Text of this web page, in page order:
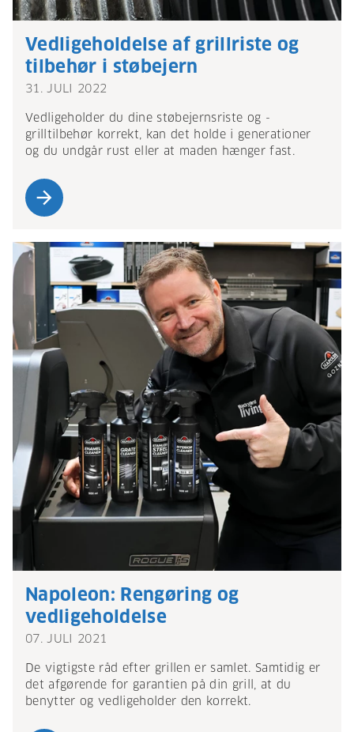
Vedligeholdelse af grillriste og
tilbehør i støbejern
31. JULI 2022
Vedligeholder du dine støbejernsriste og -
grilltilbehør korrekt, kan det holde i generationer
og du undgår rust eller at maden hænger fast.
arrow_forward
Napoleon: Rengøring og
vedligeholdelse
07. JULI 2021
De vigtigste råd efter grillen er samlet. Samtidig er
det afgørende for garantien på din grill, at du
benytter og vedligeholder den korrekt.